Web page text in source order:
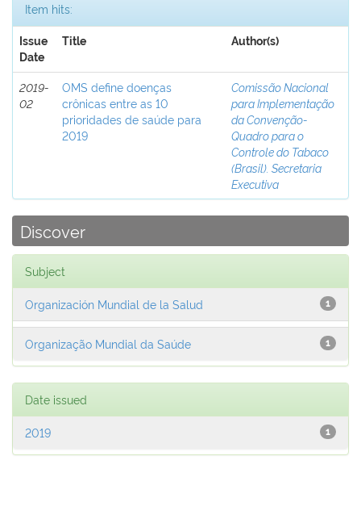
Item hits:
Issue
Date
Title Author(s)
2019-
02
OMS define doenças
crônicas entre as 10
prioridades de saúde para
2019
Comissão Nacional
para Implementação
da Convenção-
Quadro para o
Controle do Tabaco
(Brasil). Secretaria
Executiva
Discover
Subject
1
Organización Mundial de la Salud
1
Organização Mundial da Saúde
Date issued
1
2019